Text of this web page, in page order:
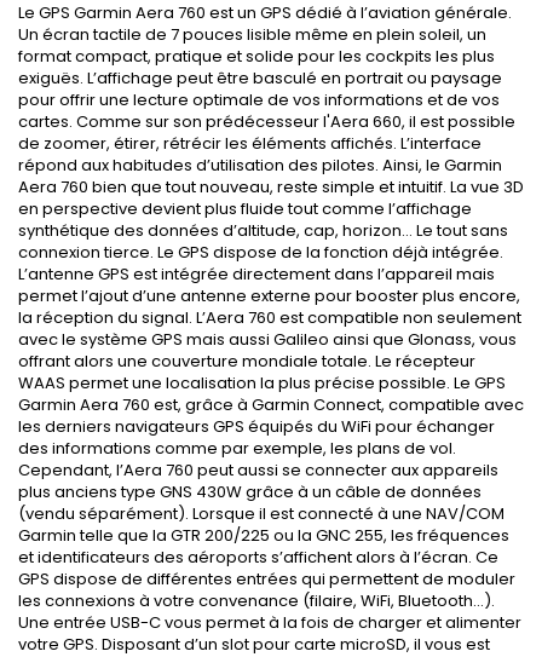
Le GPS Garmin Aera 760 est un GPS dédié à l’aviation générale.
Un écran tactile de 7 pouces lisible même en plein soleil, un
format compact, pratique et solide pour les cockpits les plus
exiguës. L’affichage peut être basculé en portrait ou paysage
pour offrir une lecture optimale de vos informations et de vos
cartes. Comme sur son prédécesseur l'Aera 660, il est possible
de zoomer, étirer, rétrécir les éléments affichés. L’interface
répond aux habitudes d’utilisation des pilotes. Ainsi, le Garmin
Aera 760 bien que tout nouveau, reste simple et intuitif. La vue 3D
en perspective devient plus fluide tout comme l’affichage
synthétique des données d’altitude, cap, horizon… Le tout sans
connexion tierce. Le GPS dispose de la fonction déjà intégrée.
L’antenne GPS est intégrée directement dans l’appareil mais
permet l’ajout d’une antenne externe pour booster plus encore,
la réception du signal. L’Aera 760 est compatible non seulement
avec le système GPS mais aussi Galileo ainsi que Glonass, vous
offrant alors une couverture mondiale totale. Le récepteur
WAAS permet une localisation la plus précise possible. Le GPS
Garmin Aera 760 est, grâce à Garmin Connect, compatible avec
les derniers navigateurs GPS équipés du WiFi pour échanger
des informations comme par exemple, les plans de vol.
Cependant, l’Aera 760 peut aussi se connecter aux appareils
plus anciens type GNS 430W grâce à un câble de données
(vendu séparément). Lorsque il est connecté à une NAV/COM
Garmin telle que la GTR 200/225 ou la GNC 255, les fréquences
et identificateurs des aéroports s’affichent alors à l’écran. Ce
GPS dispose de différentes entrées qui permettent de moduler
les connexions à votre convenance (filaire, WiFi, Bluetooth…).
Une entrée USB-C vous permet à la fois de charger et alimenter
votre GPS. Disposant d’un slot pour carte microSD, il vous est